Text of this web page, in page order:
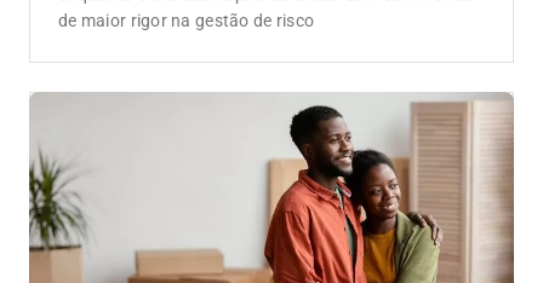
de maior rigor na gestão de risco